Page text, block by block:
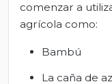
comenzar a
agrícola como:
Bambú
La caña de